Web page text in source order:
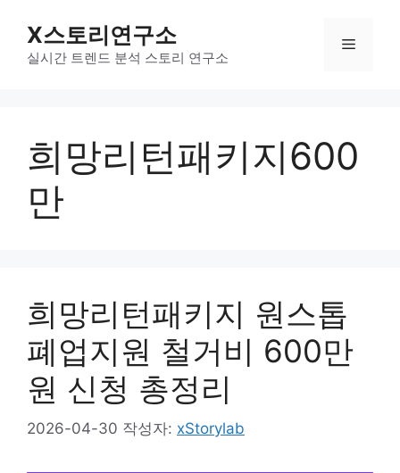
X스토리연구소
실시간 트렌드 분석 스토리 연구소
메
희망리턴패키지600
만
희망리턴패키지 원스톱
폐업지원 철거비 600만
원 신청 총정리
2026-04-30 작성자: xStorylab